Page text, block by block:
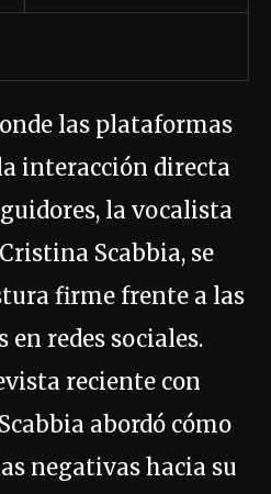
las plataformas
interacción directa
la vocalista
Scabbia, se
firme frente a las
redes sociales.
reciente con
abordó cómo
negativas hacia su